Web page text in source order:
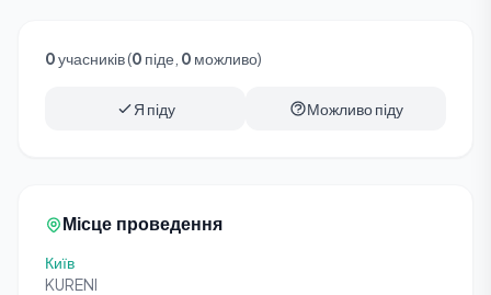
0учасників (0 піде, 0 можливо)
Я піду Можливо піду
Місце проведення
Київ
KURENI